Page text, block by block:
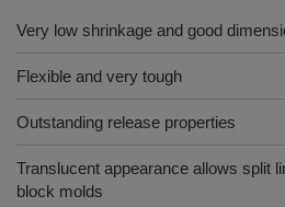
Very low shrinkage and good
Flexible and very tough
Outstanding release properties
Translucent appearance allows split
block molds